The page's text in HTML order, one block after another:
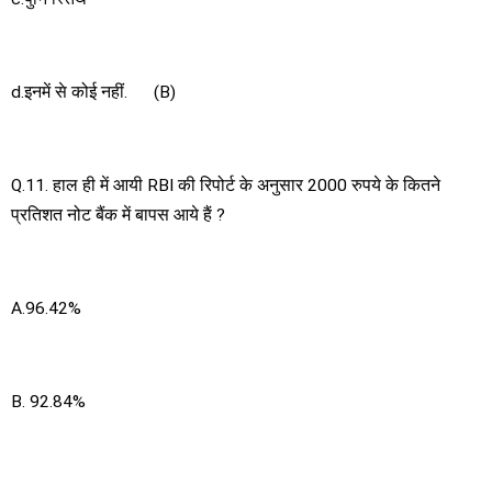
d.इनमें से कोई नहीं. (B)
Q.11. हाल ही में आयी RBI की रिपोर्ट के अनुसार 2000 रुपये के कितने
प्रतिशत नोट बैंक में बापस आये हैं ?
A.96.42%
B. 92.84%